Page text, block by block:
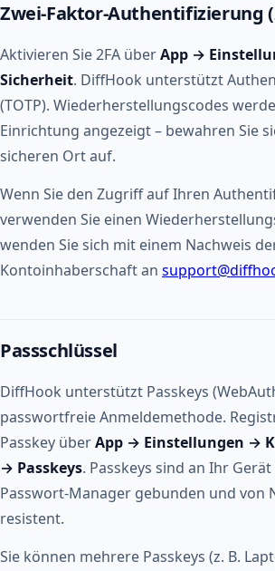
Zwei-Faktor-Authentifizierung
Aktivieren Sie 2FA überApp →
Sicherheit. DiffHook unterstützt
(TOTP). Wiederherstellungscodes
Einrichtung angezeigt – bewahren Sie
sicheren Ort auf.
Wenn Sie den Zugriff auf Ihren
verwenden Sie einen
wenden Sie sich mit einem Nachweis
Kontoinhaberschaft an
Passschlüssel
DiffHook unterstützt Passkeys
passwortfreie Anmeldemethode.
Passkey überApp → Einstellungen →
→ Passkeys. Passkeys sind an Ihr
Passwort-Manager gebunden und von
resistent.
Sie können mehrere Passkeys (z. B.